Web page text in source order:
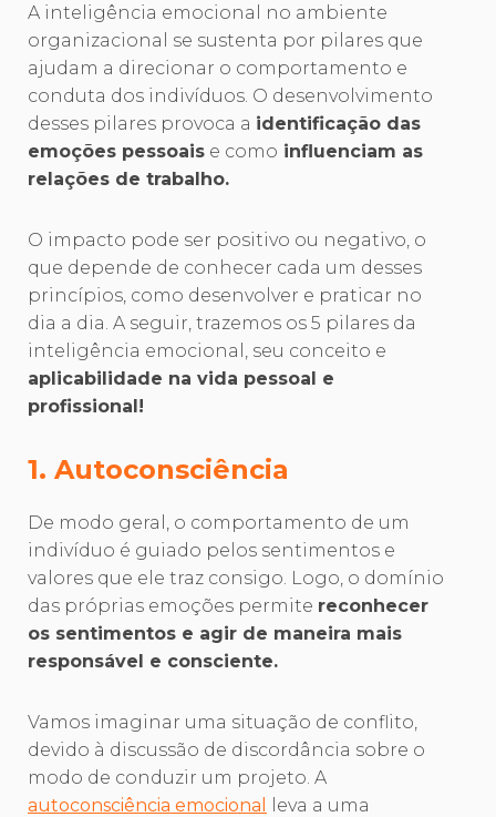
A inteligência emocional no ambiente
organizacional se sustenta por pilares que
ajudam a direcionar o comportamento e
conduta dos indivíduos. O desenvolvimento
desses pilares provoca a identificação das
emoções pessoais e como influenciam as
relações de trabalho.
O impacto pode ser positivo ou negativo, o
que depende de conhecer cada um desses
princípios, como desenvolver e praticar no
dia a dia. A seguir, trazemos os 5 pilares da
inteligência emocional, seu conceito e
aplicabilidade na vida pessoal e
profissional!
1. Autoconsciência
De modo geral, o comportamento de um
indivíduo é guiado pelos sentimentos e
valores que ele traz consigo. Logo, o domínio
das próprias emoções permite reconhecer
os sentimentos e agir de maneira mais
responsável e consciente.
Vamos imaginar uma situação de conflito,
devido à discussão de discordância sobre o
modo de conduzir um projeto. A
autoconsciência emocional
leva a uma